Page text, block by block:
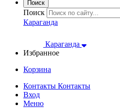
Поиск
Поиск
Караганда
Караганда
Избранное
Корзина
Контакты Контакты
Вход
Меню